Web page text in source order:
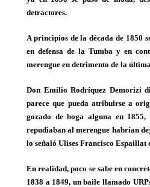
detractores.
A principios de la década de 1850
en defensa de la Tumba y en
merengue en detrimento de la
Don Emilio Rodríquez Demorizi
parece que pueda atribuirse a
gozado de boga alguna en
repudiaban al merengue habrían
lo señaló Ulises Francisco Espaillat
En realidad, poco se sabe en
1838 a 1849, un baile llamado